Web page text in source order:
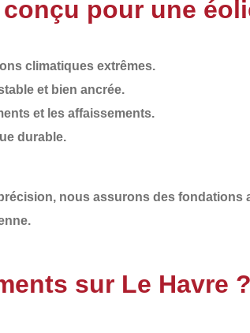
pour une
climatiques extrêmes.
et bien ancrée.
et les affaissements.
durable.
, nous assurons des fondations
.
sur Le Havre ?